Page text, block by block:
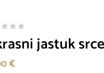
jastuk srce
€